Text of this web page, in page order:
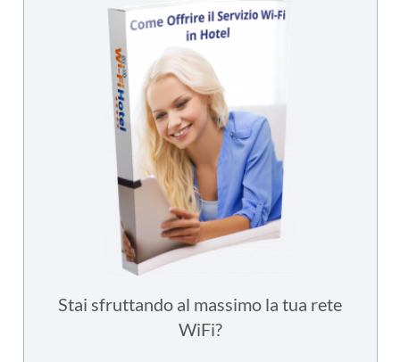
Stai sfruttando al massimo la tua rete
WiFi?